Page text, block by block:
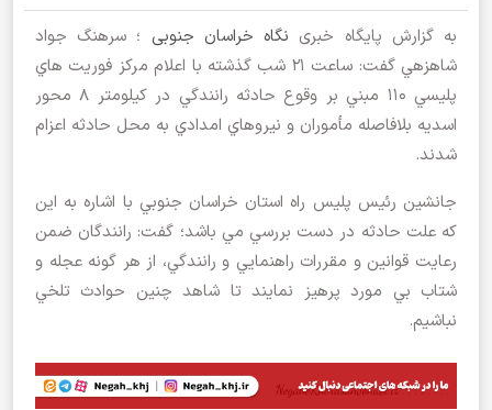
به گزارش پایگاه خبری نگاه خراسان جنوبی ؛ سرهنگ جواد
شاهزهي گفت: ساعت 21 شب گذشته با اعلام مركز فوريت هاي
پليسي 110 مبني بر وقوع حادثه رانندگي در کيلومتر 8 محور
اسديه بلافاصله مأموران و نيروهاي امدادي به محل حادثه اعزام
شدند.
جانشين رئيس پليس راه استان خراسان جنوبي با اشاره به اين
که علت حادثه در دست بررسي مي باشد؛ گفت: رانندگان ضمن
رعايت قوانين و مقررات راهنمايي و رانندگي، از هر گونه عجله و
شتاب بي مورد پرهيز نمايند تا شاهد چنين حوادث تلخي
نباشيم.